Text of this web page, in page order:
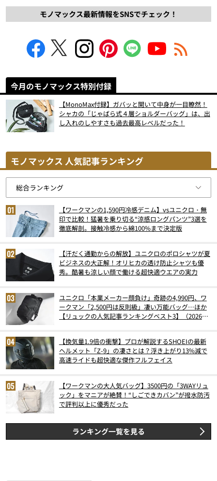
モノマックス最新情報をSNSでチェック！
今月のモノマックス特別付録
【MonoMax付録】ガバッと開いて中身が一目瞭然！
シャカの「じゃばら式４層ショルダーバッグ」は、出
し入れのしやすさも過去最高レベルだった！
モノマックス 人気記事ランキング
【ワークマンの1,590円冷感デニム】vsユニクロ・無
印で比較！猛暑を乗り切る“涼感ロングパンツ”3選を
徹底解剖。接触冷感から綿100%まで決定版
【汗だく通勤からの解放】ユニクロのポロシャツが夏
ビジネスの大正解！オリヒカの透け防止シャツも優
秀。酷暑も涼しい顔で働ける超快適ウエアの実力
ユニクロ「本業メーカー顔負け」奇跡の4,990円、ワ
ークマン「2,500円は反則級」凄い万能バッグ…ほか
【リュックの人気記事ランキングベスト3】（2026年
【換気量1.9倍の衝撃】プロが解説するSHOEIの最新
ヘルメット「Z-9」の凄さとは？浮き上がり13%減で
高速ライドも超快適な傑作フルフェイス
【ワークマンの大人気バッグ】3500円の「3WAYリュ
ック」をマニアが絶賛！“しごできカバン”が撥水防汚
で評判以上に優秀だった
ランキング一覧を見る